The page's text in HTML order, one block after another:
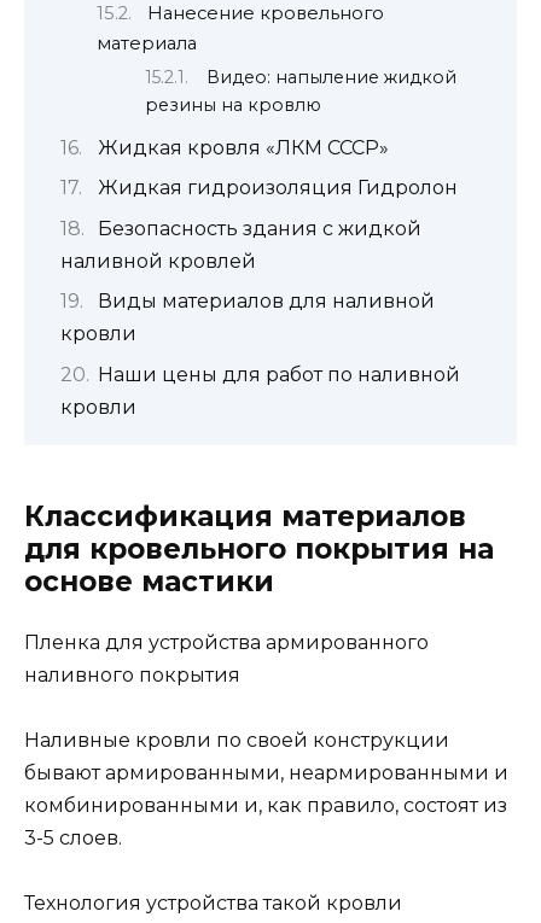
Нанесение кровельного
материала
Видео: напыление жидкой
резины на кровлю
Жидкая кровля «ЛКМ СССР»
Жидкая гидроизоляция Гидролон
Безопасность здания с жидкой
наливной кровлей
Виды материалов для наливной
кровли
Наши цены для работ по наливной
кровли
Классификация материалов
для кровельного покрытия на
основе мастики
Пленка для устройства армированного
наливного покрытия
Наливные кровли по своей конструкции
бывают армированными, неармированными и
комбинированными и, как правило, состоят из
3-5 слоев.
Технология устройства такой кровли